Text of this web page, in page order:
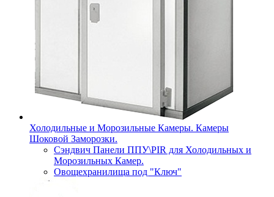
Холодильные и Морозильные Камеры. Камеры
Шоковой Заморозки.
Сэндвич Панели ППУ\PIR для Холодильных и
Морозильных Камер.
Овощехранилища под "Ключ"